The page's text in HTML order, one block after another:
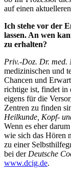
auf einen
Ich stehe vor der
lassen. An wen
zu erhalten?
Priv.-Doz. Dr. med.
medizinischen und
Chancen und
richtige ist, findet in
eigens für die
Zentren zu finden
Heilkunde, Kopf-
Wenn es eher
wie sich das Hören
zu einer
bei der Deutsche
www.dcig.de.